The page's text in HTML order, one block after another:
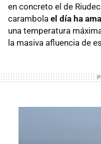
en concreto el de
carambola el día ha
una temperatura
la masiva afluencia de